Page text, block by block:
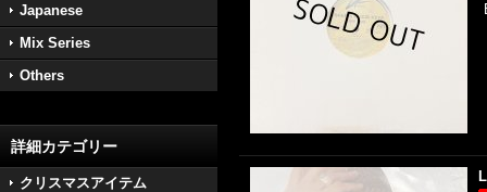
Japanese
Mix Series
Others
詳細カテゴリー
クリスマスアイテム